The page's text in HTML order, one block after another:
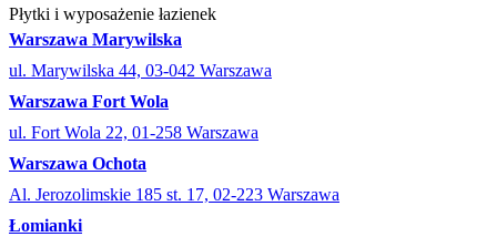
Płytki i wyposażenie łazienek
Warszawa Marywilska
ul. Marywilska 44, 03-042 Warszawa
Warszawa Fort Wola
ul. Fort Wola 22, 01-258 Warszawa
Warszawa Ochota
Al. Jerozolimskie 185 st. 17, 02-223 Warszawa
Łomianki